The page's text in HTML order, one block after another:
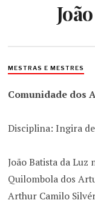
MESTRAS E MESTRES
Comunidade dos
Disciplina: Ingira
João Batista da Luz
Quilombola dos
Arthur Camilo